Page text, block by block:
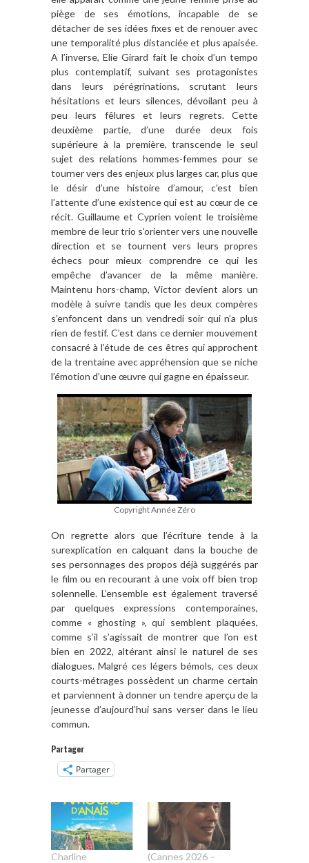
piège de ses émotions, incapable de se
détacher de ses idées fixes et de renouer avec
une temporalité plus distanciée et plus apaisée.
A l’inverse, Elie Girard fait le choix d’un tempo
plus contemplatif, suivant ses protagonistes
dans leurs pérégrinations, scrutant leurs
hésitations et leurs silences, dévoilant peu à
peu leurs fêlures et leurs regrets. Cette
deuxième partie, d’une durée deux fois
supérieure à la première, transcende le seul
sujet des relations hommes-femmes pour se
tourner vers des enjeux plus larges car, plus que
le désir d’une histoire d’amour, c’est bien
l’attente d’une existence qui est au cœur de ce
récit. Guillaume et Cyprien voient le troisième
membre de leur trio s’orienter vers une nouvelle
direction et se tournent vers leurs propres
échecs pour mieux comprendre ce qui les
empêche d’avancer de la même manière.
Maintenu hors-champ, Victor devient alors un
modèle à suivre tandis que les deux compères
s’enfoncent dans un vendredi soir qui n’a plus
rien de festif. C’est dans ce dernier mouvement
consacré à l’étude de ces êtres qui approchent
de la trentaine avec appréhension que se niche
l’émotion d’une œuvre qui gagne en épaisseur.
Copyright Année Zéro
On regrette alors que l’écriture tende à la
surexplication en calquant dans la bouche de
ses personnages des propos déjà suggérés par
le film ou en recourant à une voix off bien trop
solennelle. L’ensemble est également traversé
par quelques expressions contemporaines,
comme « ghosting », qui semblent plaquées,
comme s’il s’agissait de montrer que l’on est
bien en 2022, altérant ainsi le naturel de ses
dialogues. Malgré ces légers bémols, ces deux
courts-métrages possèdent un charme certain
et parviennent à donner un tendre aperçu de la
jeunesse d’aujourd’hui sans verser dans le lieu
commun.
Partager
Partager
Charline
(Cannes 2026 –